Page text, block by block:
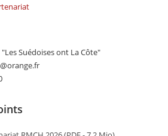
Suédoises ont La Côte"